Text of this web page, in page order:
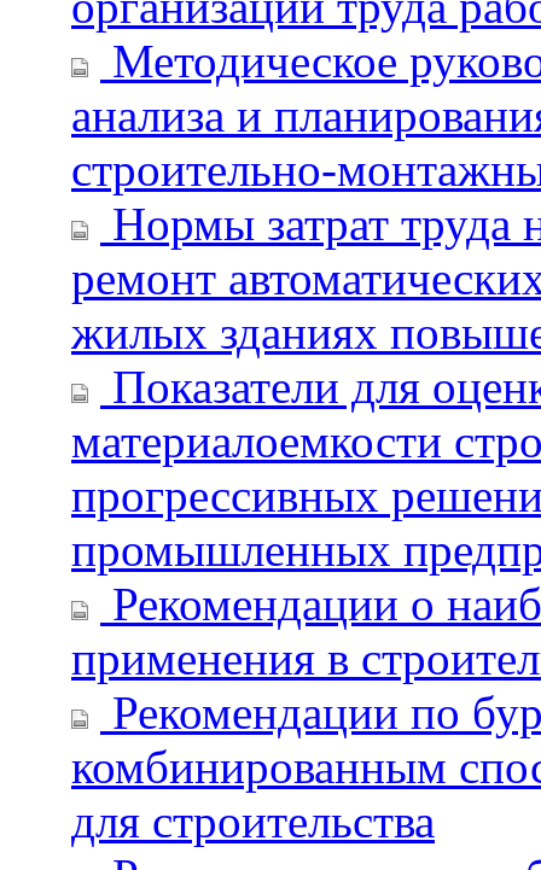
Методическое
анализа и
строительно-
Нормы затрат труда
ремонт
жилых зданиях
Показатели для
материалоемкости
прогрессивных
промышленных
Рекомендации о
применения в
Рекомендации по
комбинированным
для строительства